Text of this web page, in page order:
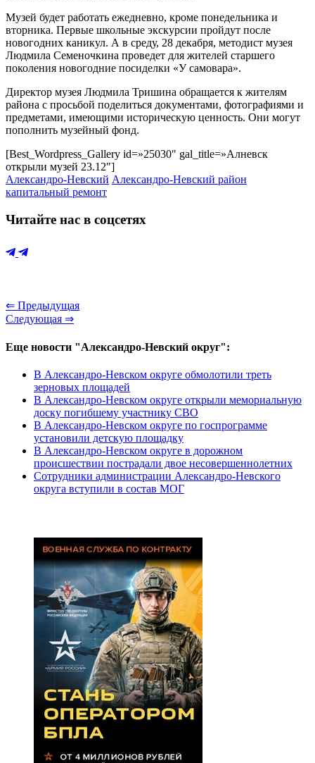
Музей будет работать ежедневно, кроме понедельника и
вторника. Первые школьные экскурсии пройдут после
новогодних каникул. А в среду, 28 декабря, методист музея
Людмила Семеночкина проведет для жителей старшего
поколения новогодние посиделки «У самовара».
Директор музея Людмила Тришина обращается к жителям
района с просьбой поделиться документами, фотографиями и
предметами, имеющими историческую ценность. Они могут
пополнить музейный фонд.
[Best_Wordpress_Gallery id=»25030″ gal_title=»Алневск
открыли музей 23.12″]
Александро-Невский Александро-Невский район
капитальный ремонт
Читайте нас в соцсетях
⇐ Предыдущая
Следующая ⇒
Еще новости "Александро-Невский округ":
В Александро-Невском округе обмолотили треть
зерновых площадей
В Александро-Невском округе открыли мемориальную
доску погибшему участнику СВО
В Александро-Невском округе по госпрограмме
установили детскую площадку
В Александро-Невском округе в дорожном
происшествии пострадали двое несовершеннолетних
Сотрудники администрации Александро-Невского
округа вступили в состав МОГ